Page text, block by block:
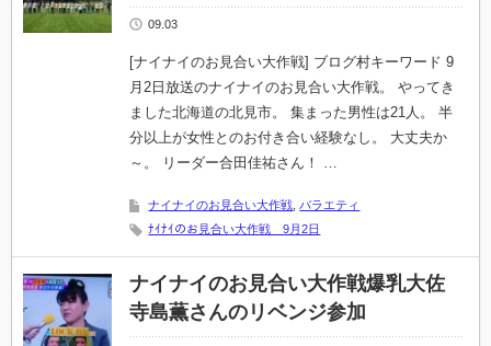
09.03
[ナイナイのお見合い大作戦] ブログ村キーワード 9
月2日放送のナイナイのお見合い大作戦。 やってき
ました北海道の北見市。 集まった男性は21人。 半
分以上が女性とのお付き合い経験なし。 大丈夫か
～。 リーダー合田佳祐さん！ …
ナイナイのお見合い大作戦 バラエティ
ﾅｲﾅｲのお見合い大作戦 9月2日
ナイナイのお見合い大作戦爆乳大佐
寺島薫さんのリベンジ参加